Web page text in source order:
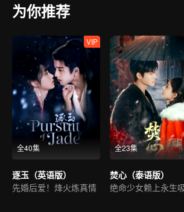
为你推荐
全40集
VIP
逐玉（英语版）
先婚后爱！烽火炼真情
全23集
焚心（泰语版）